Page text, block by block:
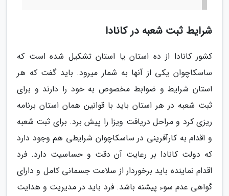
شرایط ثبت شعبه در کانادا
کشور کانادا از ده استان یا استان تشکیل شده است که
ساسکاچوان یکی از آنها به شمار میرود. باید گفت که هر
استان شرایط و ضوابط مخصوص به خود را دارند و برای
ثبت شعبه در هر استان باید با قوانین همان استان برنامه
ریزی کرد و مراحل دریافت ویزا را پیش برد. برای ثبت شعبه
و اقدام به کارآفرینی در ساسکاچوان شرایطی هم وجود دارد
که دولت کانادا بر رعایت آن دقت و حساسیت دارد. فرد
اقدام نماینده باید برخوردار از سلامت جسمانی کامل و دارای
گواهی عدم سوء پیشنه باشد. فرد باید در مدیریت و هدایت